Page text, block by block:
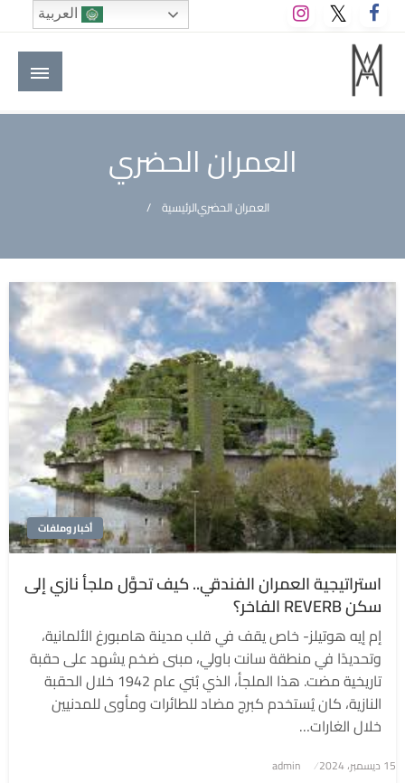
التخطي
إلى
المحتوى
M A hotels | إم ايه هوتيلز
الموقع الأول للعاملين في الفنادق في العالم العربي
العمران الحضري
الرئيسيةالعمران الحضري
أخبار وملفات
استراتيجية العمران الفندقي.. كيف تحوَّل ملجأ نازي إلى
سكن REVERB الفاخر؟
إم إيه هوتيلز- خاص يقف في قلب مدينة هامبورغ الألمانية،
وتحديدًا في منطقة سانت باولي، مبنى ضخم يشهد على حقبة
تاريخية مضت. هذا الملجأ، الذي بُني عام 1942 خلال الحقبة
النازية، كان يُستخدم كبرج مضاد للطائرات ومأوى للمدنيين
خلال الغارات…
نُشر
15 ديسمبر، 2024 admin
العربية